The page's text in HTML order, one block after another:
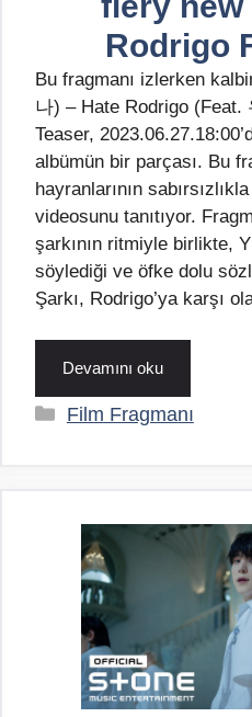
Rodrigo
Bu fragmanı izlerken
나) – Hate Rodrigo
Teaser,
albümün bir parçası. Bu
hayranlarının
videosunu tanıtıyor.
şarkının ritmiyle birlikte,
söylediği ve öfke dolu
Şarkı, Rodrigo’ya karşı
Devamını oku
Kategoriler
Film Fragmanı